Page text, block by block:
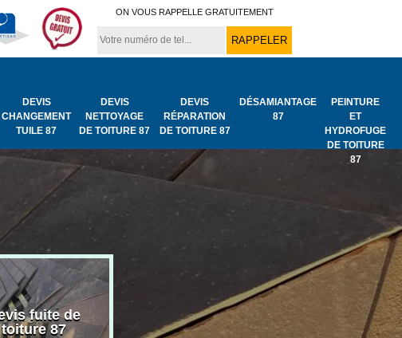
ON VOUS RAPPELLE GRATUITEMENT
DEVIS
CHANGEMENT
TUILE 87
DEVIS
NETTOYAGE
DE TOITURE 87
DEVIS
RÉPARATION
DE TOITURE 87
DÉSAMIANTAGE
87
PEINTURE
ET
HYDROFUGE
DE TOITURE
87
fuite de
toiture 87
Bâchage de toiture
87
Urgence
toiture 87